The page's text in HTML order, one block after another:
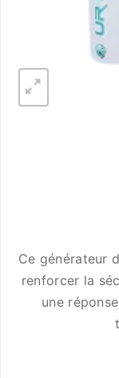
Ce générateur
renforcer la
une